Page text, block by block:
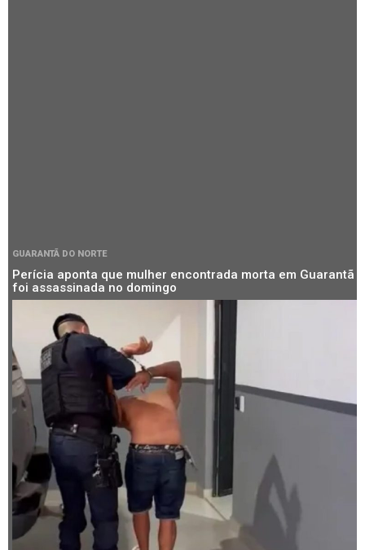
GUARANTÃ DO NORTE
Perícia aponta que mulher encontrada morta em Guarantã
foi assassinada no domingo